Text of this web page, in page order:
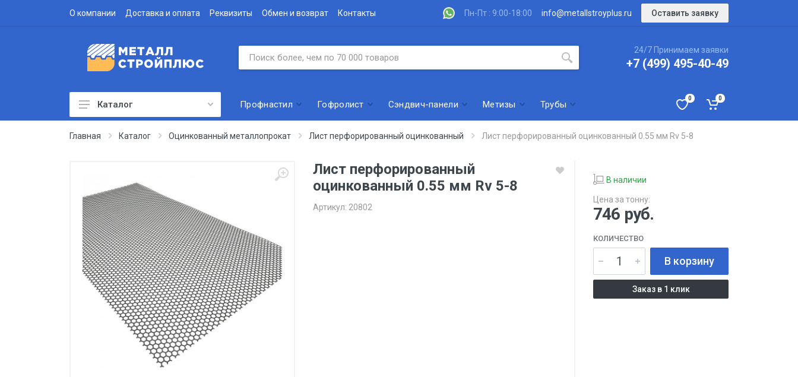
О компании Доставка и оплата Реквизиты Обмен и возврат Контакты Пн-Пт : 9:00-18:00 info@metallstroyplus.ru Оставить заявку
24/7 Принимаем заявки
+7 (499) 495-40-49
Профнастил
Металлочерепица
Гофролист
Сэндвич-панели
Метизы
Производство
Штакетник
Черный металлопрокат
Нержавеющий металлопрокат
Каталог Профнастил Гофролист Сэндвич-панели Метизы Трубы
0 0
Главная Каталог Оцинкованный металлопрокат Лист перфорированный оцинкованный Лист перфорированный оцинкованный 0.55 мм Rv 5-8
Лист перфорированный
оцинкованный 0.55 мм Rv 5-8
Артикул: 20802
В наличии
Цена за тонну:
746 руб.
КОЛИЧЕСТВО
В корзину
Заказ в 1 клик